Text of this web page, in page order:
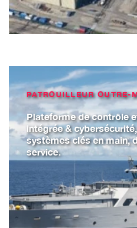
PATROUILLEUR OUTRE-
Plateforme de contrôle
intégrée &
systèmes clés en main,
service.